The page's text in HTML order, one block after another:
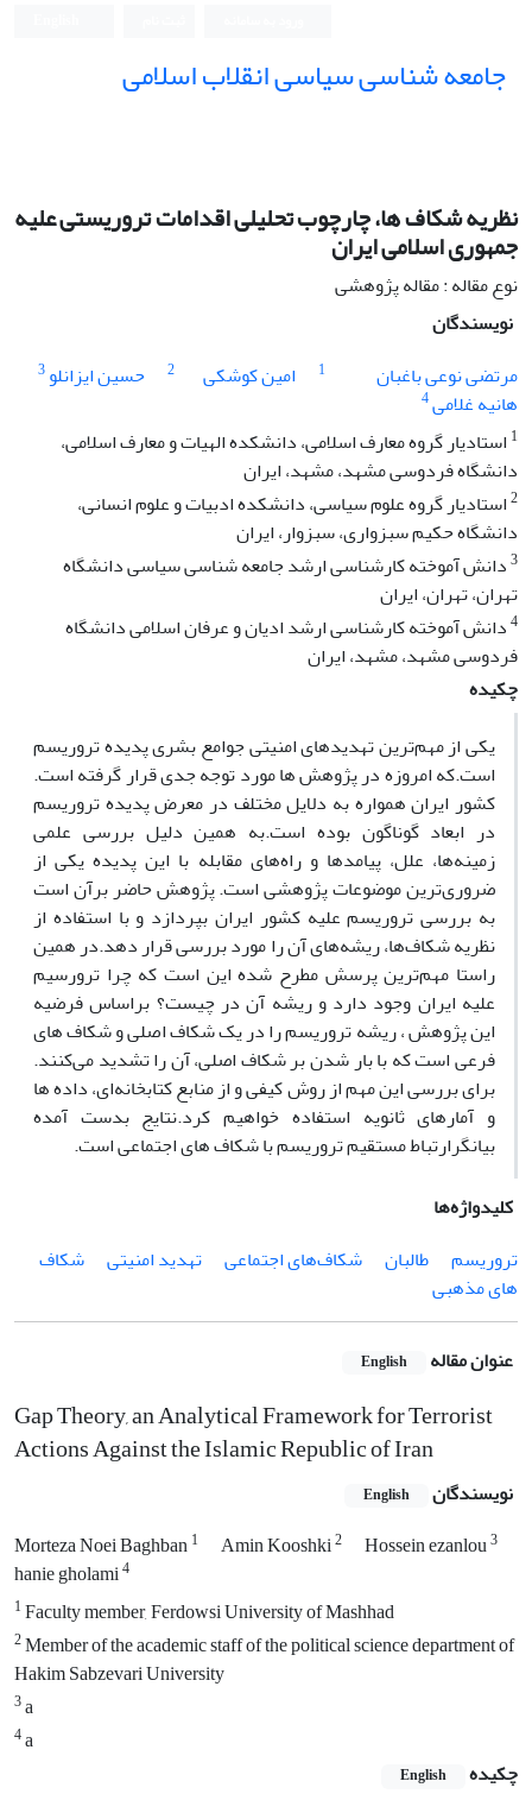
جامعه شناسی سیاسی انقلاب اسلامی
نظریه شکاف ها، چارچوب تحلیلی اقدامات تروریستی علیه
جمهوری اسلامی ایران
نوع مقاله : مقاله پژوهشی
نویسندگان
مرتضی نوعی باغبان
1 امین کوشکی 2 حسین ایزانلو3
هانیه غلامی4
1 استادیار گروه معارف اسلامی، دانشکده الهیات و معارف اسلامی،
دانشگاه فردوسی مشهد، مشهد، ایران
2استادیار گروه علوم سیاسی، دانشکده ادبیات و علوم انسانی،
دانشگاه حکیم سبزواری، سبزوار، ایران
3دانش آموخته کارشناسی ارشد جامعه شناسی سیاسی دانشگاه
تهران، تهران، ایران
4دانش آموخته کارشناسی ارشد ادیان و عرفان اسلامی دانشگاه
فردوسی مشهد، مشهد، ایران
چکیده
یکی از مهم‌ترین تهدیدهای امنیتی جوامع بشری پدیده تروریسم
است.که امروزه در پژوهش ها مورد توجه جدی قرار گرفته است.
کشور ایران همواره به دلایل مختلف در معرض پدیده تروریسم
در ابعاد گوناگون بوده است.به همین دلیل بررسی علمی
زمینه‌ها، علل‌، پیامدها و راه‌های مقابله با این پدیده یکی از
ضروری‌ترین موضوعات پژوهشی است. پژوهش حاضر برآن است
به بررسی تروریسم علیه کشور ایران بپردازد و با استفاده از
نظریه شکاف‌ها، ریشه‌های آن را مورد بررسی قرار دهد‌.در همین
راستا مهم‌ترین پرسش مطرح شده این است که چرا ترورسیم
علیه ایران وجود دارد و ریشه آن در چیست؟ براساس فرضیه
این پژوهش ، ریشه تروریسم را در یک شکاف اصلی و شکاف های
فرعی است که با بار شدن بر شکاف اصلی، آن را تشدید می‌کنند.
برای بررسی این مهم از روش کیفی و از منابع کتابخانه‌ای، داده‌ ها
و آمارهای ثانویه استفاده خواهیم کرد.نتایج بدست آمده
بیانگرارتباط مستقیم تروریسم با شکاف های اجتماعی است.
کلیدواژه‌ها
تروریسم
طالبان شکاف‌های اجتماعی تهدید امنیتی
شکاف
های مذهبی
عنوان مقاله English
Gap Theory, an Analytical Framework for Terrorist
Actions Against the Islamic Republic of Iran
نویسندگان English
Morteza Noei Baghban1 Amin Kooshki2 Hossein ezanlou3
hanie gholami4
1Faculty member, Ferdowsi University of Mashhad
2Member of the academic staff of the political science department of
Hakim Sabzevari University
3a
4a
چکیده
English